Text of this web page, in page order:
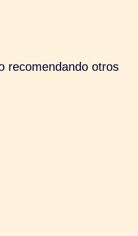
recomendando otros